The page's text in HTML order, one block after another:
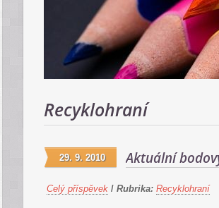
Recyklohraní
Aktuální
29. 9. 2010
Celý příspěvek / Rubrika: Recyklohraní